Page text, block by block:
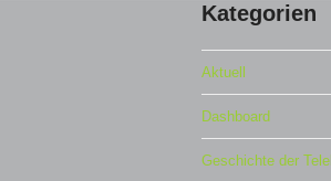
Kategorien
Aktuell
Dashboard
Geschichte der